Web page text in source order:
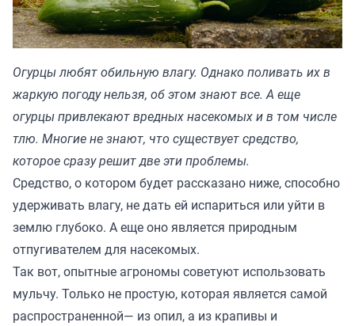
Огурцы любят обильную влагу. Однако поливать их в
жаркую погоду нельзя, об этом знают все. А еще
огурцы привлекают вредных насекомых и в том числе
тлю. Многие не знают, что существует средство,
которое сразу решит две эти проблемы.
Средство, о котором будет рассказано ниже, способно
удерживать влагу, не дать ей испариться или уйти в
землю глубоко. А еще оно является природным
отпугивателем для насекомых.
Так вот, опытные агрономы советуют использовать
мульчу. Только не простую, которая является самой
распространенной— из опил, а из крапивы и